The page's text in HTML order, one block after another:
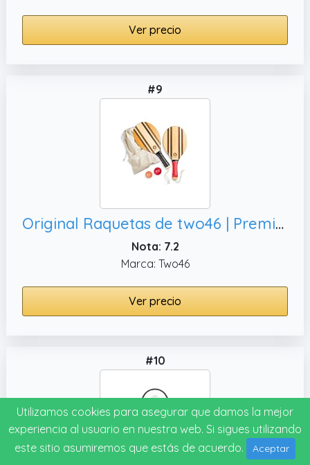
Ver precio
#9
Original Raquetas de two46 | Premium Set de raquetas de playa de madera para Frescobol/Matkot/Beachtennis | + bolso de algodon gratuito con la compra del set
Nota: 7.2
Marca: Two46
Ver precio
#10
Utilizamos cookies para asegurar que damos la mejor
experiencia al usuario en nuestra web. Si sigues utilizando
este sitio asumiremos que estás de acuerdo.
Aceptar